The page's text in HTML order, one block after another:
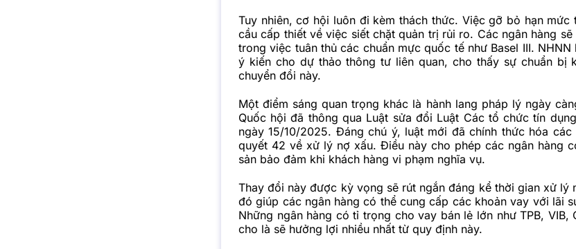
Tuy nhiên, cơ hội luôn đi kèm thách thức. Việc gỡ bỏ hạn mức
cầu cấp thiết về việc siết chặt quản trị rủi ro. Các ngân hàng
trong việc tuân thủ các chuẩn mực quốc tế như Basel III.
ý kiến cho dự thảo thông tư liên quan, cho thấy sự chuẩn bị
chuyển đổi này.
Một điểm sáng quan trọng khác là hành lang pháp lý ngày
Quốc hội đã thông qua Luật sửa đổi Luật Các tổ chức tín
ngày 15/10/2025. Đáng chú ý, luật mới đã chính thức hóa các
quyết 42 về xử lý nợ xấu. Điều này cho phép các ngân hàng
sản bảo đảm khi khách hàng vi phạm nghĩa vụ.
Thay đổi này được kỳ vọng sẽ rút ngắn đáng kể thời gian xử lý
đó giúp các ngân hàng có thể cung cấp các khoản vay với lãi
Những ngân hàng có tỉ trọng cho vay bán lẻ lớn như TPB, VIB,
cho là sẽ hưởng lợi nhiều nhất từ quy định này.